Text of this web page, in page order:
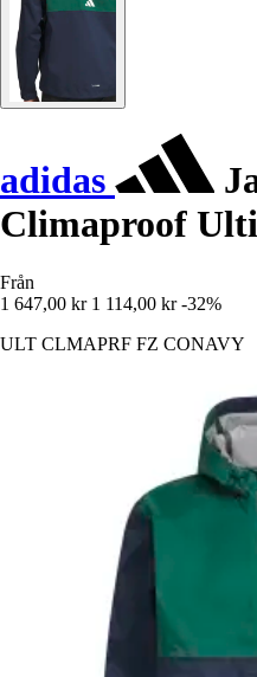
adidas
Climaproof
Från
1 647,00 kr 1 114,00 kr -32%
ULT CLMAPRF FZ CONAVY